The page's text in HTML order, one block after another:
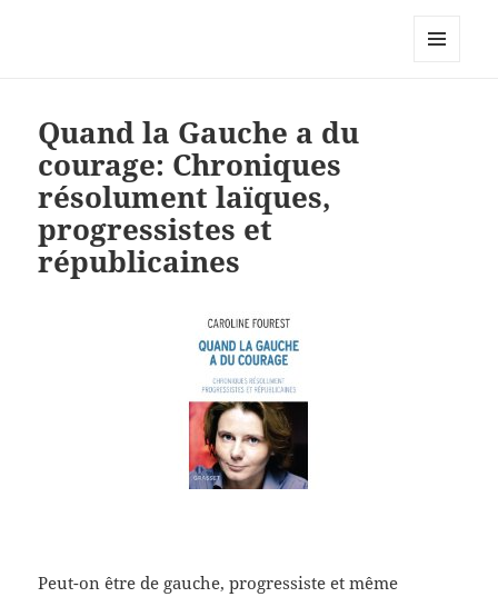
Quand la Gauche a du
courage: Chroniques
résolument laïques,
progressistes et
républicaines
Peut-on être de gauche, progressiste et même